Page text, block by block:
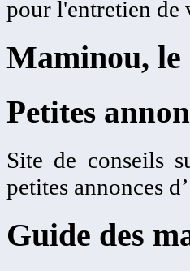
pour l'entretien de
Maminou, le
Petites
Site de conseils
petites annonces
Guide des